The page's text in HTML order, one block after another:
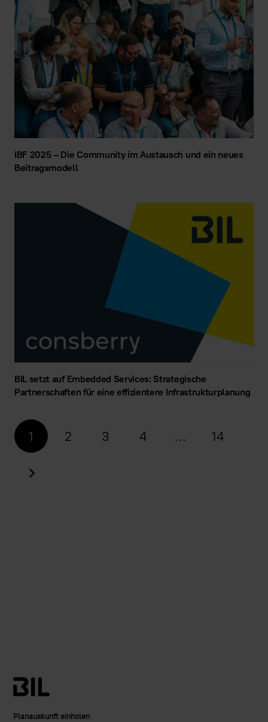
IBF 2025 – Die Community im Austausch und ein neues
Beitragsmodell
BIL setzt auf Embedded Services: Strategische
Partnerschaften für eine effizientere Infrastrukturplanung
1 2 3 4 … 14
Planauskunft einholen